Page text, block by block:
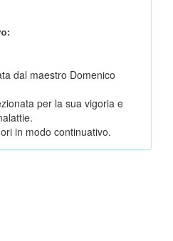
dal maestro Domenico
per la sua vigoria e
in modo continuativo.